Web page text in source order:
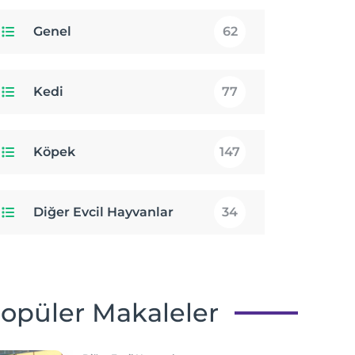
Genel 62
Kedi 77
Köpek 147
Diğer Evcil Hayvanlar 34
Makaleler